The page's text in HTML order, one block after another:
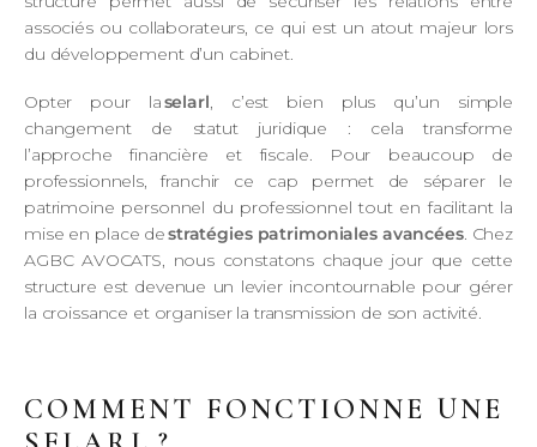
associés ou collaborateurs, ce qui est un atout majeur lors
du développement d’un cabinet.
Opter pour laselarl, c’est bien plus qu’un simple
changement de statut juridique : cela transforme
l’approche financière et fiscale. Pour beaucoup de
professionnels, franchir ce cap permet de séparer le
patrimoine personnel du professionnel tout en facilitant la
mise en place destratégies patrimoniales avancées. Chez
AGBC AVOCATS, nous constatons chaque jour que cette
structure est devenue un levier incontournable pour gérer
la croissance et organiser la transmission de son activité.
COMMENT FONCTIONNE UNE